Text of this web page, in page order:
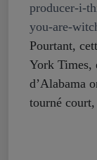
producer-i-
you-are-
Pourtant,
York Times,
d’Alabama
tourné